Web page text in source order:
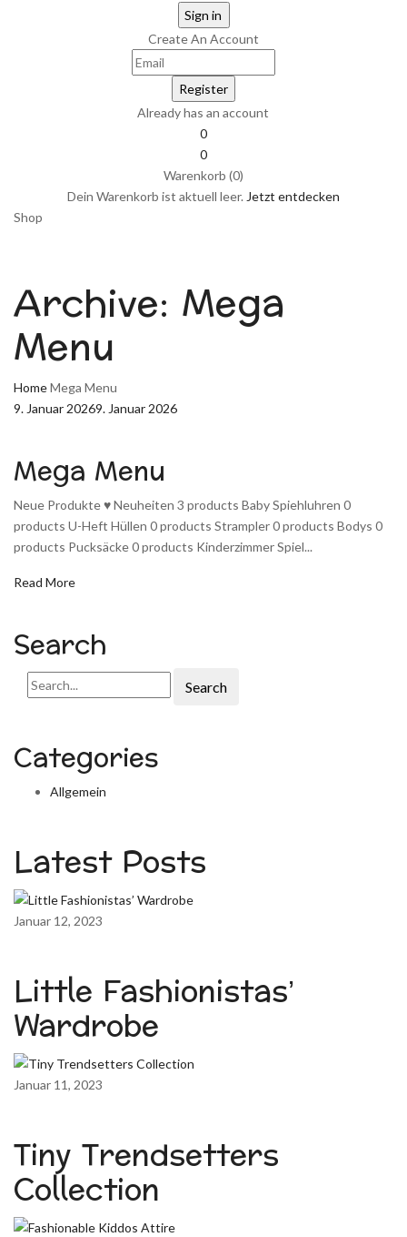
Create An Account
Already has an account
0
0
Warenkorb (0)
Dein Warenkorb ist aktuell leer. Jetzt entdecken
Shop
Archive: Mega
Menu
HomeMega Menu
9. Januar 20269. Januar 2026
Mega Menu
Neue Produkte ♥️ Neuheiten 3 products Baby Spiehluhren 0
products U-Heft Hüllen 0 products Strampler 0 products Bodys 0
products Pucksäcke 0 products Kinderzimmer Spiel...
Read More
Search
Search
Categories
Allgemein
Latest Posts
Januar 12, 2023
Little Fashionistas’
Wardrobe
Januar 11, 2023
Tiny Trendsetters
Collection